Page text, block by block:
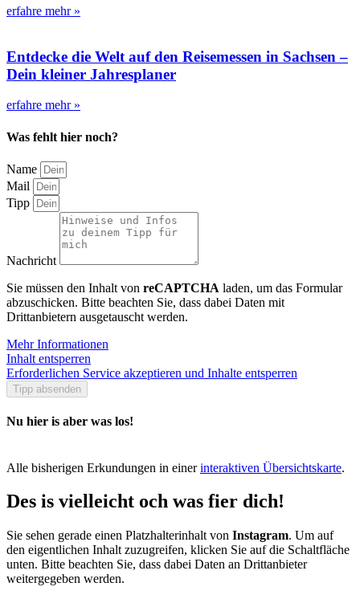
erfahre mehr »
Entdecke die Welt auf den Reisemessen in Sachsen –
Dein kleiner Jahresplaner
erfahre mehr »
Was fehlt hier noch?
Name
Mail
Tipp
Nachricht
Sie müssen den Inhalt von reCAPTCHA laden, um das Formular
abzuschicken. Bitte beachten Sie, dass dabei Daten mit
Drittanbietern ausgetauscht werden.
Mehr Informationen
Inhalt entsperren
Erforderlichen Service akzeptieren und Inhalte entsperren
Tipp absenden
Nu hier is aber was los!
Alle bisherigen Erkundungen in einerinteraktiven Übersichtskarte.
Des is vielleicht och was fier dich!
Sie sehen gerade einen Platzhalterinhalt von Instagram. Um auf
den eigentlichen Inhalt zuzugreifen, klicken Sie auf die Schaltfläche
unten. Bitte beachten Sie, dass dabei Daten an Drittanbieter
weitergegeben werden.